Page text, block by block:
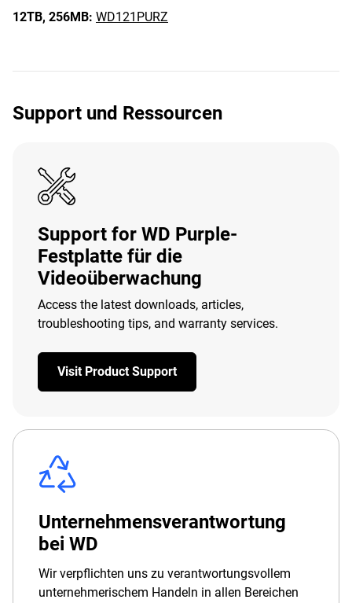
12TB, 256MB: WD121PURZ
Support und Ressourcen
Support for WD Purple-
Festplatte für die
Videoüberwachung
Access the latest downloads, articles,
troubleshooting tips, and warranty services.
Visit Product Support
Unternehmensverantwortung
bei WD
Wir verpflichten uns zu verantwortungsvollem
unternehmerischem Handeln in allen Bereichen